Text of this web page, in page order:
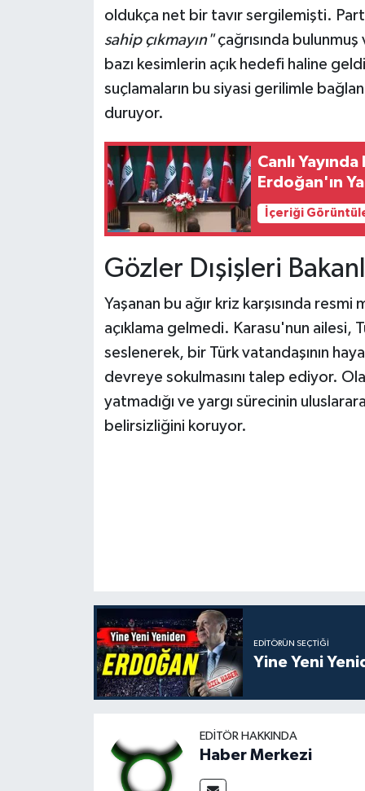
oldukça net bir tavır sergilemişti.
sahip çıkmayın"çağrısında bulunmuş
bazı kesimlerin açık hedefi haline
suçlamaların bu siyasi gerilimle
duruyor.
Canlı
Erdoğan'ın
İçeriği
Gözler Dışişleri
Yaşanan bu ağır kriz karşısında
açıklama gelmedi. Karasu'nun ailesi,
seslenerek, bir Türk vatandaşının
devreye sokulmasını talep ediyor.
yatmadığı ve yargı sürecinin
belirsizliğini koruyor.
EDITÖRÜN SEÇTIĞI
Yine Yeni
EDITÖR HAKKINDA
Haber Merkezi